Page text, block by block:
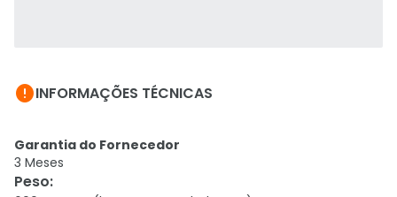
INFORMAÇÕES TÉCNICAS
Garantia do Fornecedor
3 Meses
Peso: